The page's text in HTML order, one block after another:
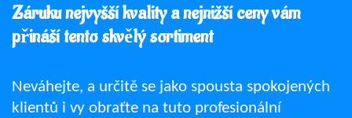
Záruku nejvyšší kvality a nejnižší ceny vám
přináší tento skvělý sortiment
Neváhejte, a určitě se jako spousta spokojených
klientů i vy obraťte na tuto profesionální